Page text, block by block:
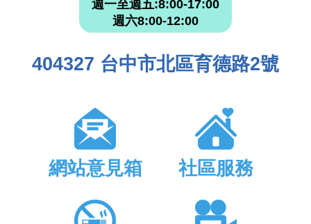
週一至週五:8:00-17:00
週六8:00-12:00
404327 台中市北區育德路2號
網站意見箱 社區服務